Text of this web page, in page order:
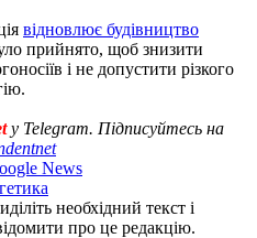
відновлює будівництво
прийнято, щоб знизити
і не допустити різкого
у Telegram. Підписуйтесь на
News
необхідний текст і
про це редакцію.